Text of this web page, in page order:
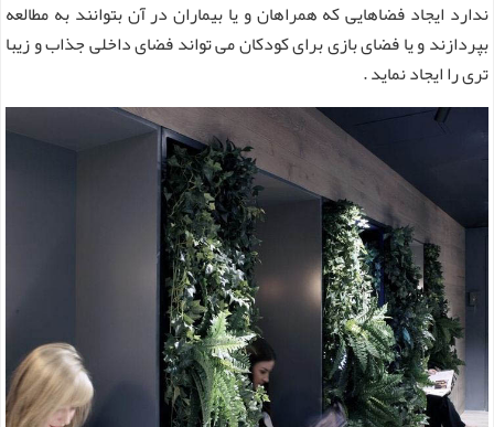
ندارد ایجاد فضاهایی که همراهان و یا بیماران در آن بتوانند به مطالعه
بپردازند و یا فضای بازی برای کودکان می‌ تواند فضای داخلی جذاب و زیبا
تری را ایجاد نماید .